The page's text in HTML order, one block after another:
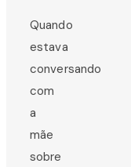
Quando
estava
conversando
com
a
mãe
sobre